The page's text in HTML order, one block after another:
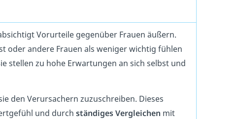
Vorurteile gegenüber Frauen äußern.
oder andere Frauen als weniger wichtig fühlen
stellen zu hohe Erwartungen an sich selbst und
den Verursachern zuzuschreiben. Dieses
und durch ständiges Vergleichen mit